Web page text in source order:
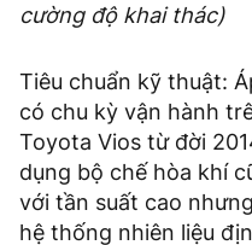
cường độ khai thác)
Tiêu chuẩn kỹ thuật:
có chu kỳ vận hành
Toyota Vios từ đời
dụng bộ chế hòa khí
với tần suất cao
hệ thống nhiên liệu